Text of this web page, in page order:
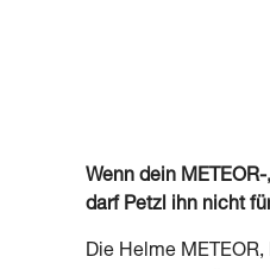
Wenn dein
darf Petzl ihn nicht
Die Helme